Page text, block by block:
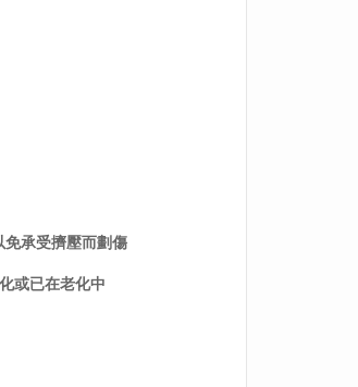
承受擠壓而劃傷
或已在老化中